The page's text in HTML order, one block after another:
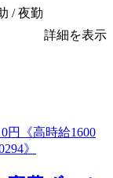
/ 夜勤
詳細を表示